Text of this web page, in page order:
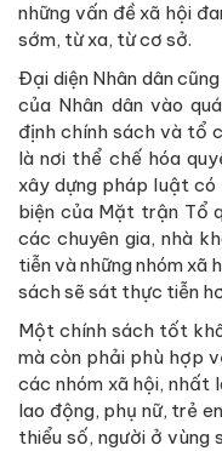
những vấn đề xã hội
sớm, từ xa, từ cơ sở.
Đại diện Nhân dân
của Nhân dân vào
định chính sách và tổ
là nơi thể chế hóa
xây dựng pháp luật có
biện của Mặt trận Tổ
các chuyên gia, nhà
tiễn và những nhóm
sách sẽ sát thực tiễn
Một chính sách tốt
mà còn phải phù hợp
các nhóm xã hội, nhất
lao động, phụ nữ, trẻ
thiểu số, người ở vùng